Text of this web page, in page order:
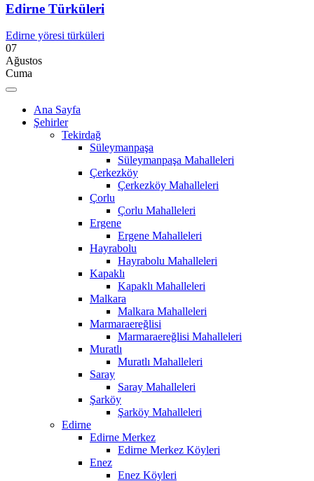
Edirne Türküleri
Edirne yöresi türküleri
07
Ağustos
Cuma
Ana Sayfa
Şehirler
Tekirdağ
Süleymanpaşa
Süleymanpaşa Mahalleleri
Çerkezköy
Çerkezköy Mahalleleri
Çorlu
Çorlu Mahalleleri
Ergene
Ergene Mahalleleri
Hayrabolu
Hayrabolu Mahalleleri
Kapaklı
Kapaklı Mahalleleri
Malkara
Malkara Mahalleleri
Marmaraereğlisi
Marmaraereğlisi Mahalleleri
Muratlı
Muratlı Mahalleleri
Saray
Saray Mahalleleri
Şarköy
Şarköy Mahalleleri
Edirne
Edirne Merkez
Edirne Merkez Köyleri
Enez
Enez Köyleri